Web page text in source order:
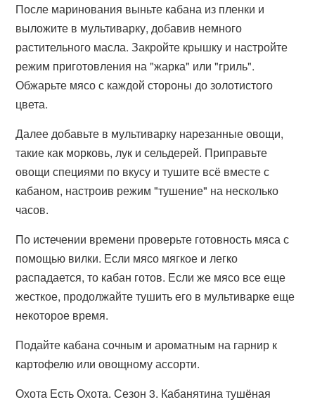
После маринования выньте кабана из пленки и
выложите в мультиварку, добавив немного
растительного масла. Закройте крышку и настройте
режим приготовления на "жарка" или "гриль".
Обжарьте мясо с каждой стороны до золотистого
цвета.
Далее добавьте в мультиварку нарезанные овощи,
такие как морковь, лук и сельдерей. Приправьте
овощи специями по вкусу и тушите всё вместе с
кабаном, настроив режим "тушение" на несколько
часов.
По истечении времени проверьте готовность мяса с
помощью вилки. Если мясо мягкое и легко
распадается, то кабан готов. Если же мясо все еще
жесткое, продолжайте тушить его в мультиварке еще
некоторое время.
Подайте кабана сочным и ароматным на гарнир к
картофелю или овощному ассорти.
Охота Есть Охота. Сезон 3. Кабанятина тушёная